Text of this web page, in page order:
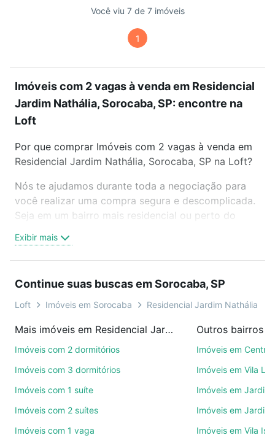
Você viu 7 de 7 imóveis
1
Imóveis com 2 vagas à venda em Residencial
Jardim Nathália, Sorocaba, SP: encontre na
Loft
Por que comprar Imóveis com 2 vagas à venda em
Residencial Jardim Nathália, Sorocaba, SP na Loft?
Nós te ajudamos durante toda a negociação para
você realizar uma compra segura e descomplicada.
Seja em um bairro mais residencial ou perto do
oferta ideal de Imóveis com 2 vagas à venda em
Residencial Jardim Nathália, Sorocaba, SP para
ou por videochamada, é grátis, sem compromisso e
você ainda conta com mais de 46 mil corretores e
de imóveis.
ruas, bairros e até condomínios favoritos. Você
também pode usar os filtros como quantidade de
quartos, suítes, com ou sem vaga de garagem para
Exibir mais
Continue suas buscas em Sorocaba, SP
Loft Imóveis em Sorocaba Residencial Jardim Nathália
Mais imóveis em Residencial Jardim Nathália
Imóveis com 2 dormitórios
Imóveis com 3 dormitórios
Imóveis com 1 suíte
Imóveis com 2 suítes
Imóveis com 1 vaga
Outros bairros
Imóveis em Centro
Imóveis em Vila
Imóveis em Jardim
Imóveis em Jardim
Imóveis em Vila